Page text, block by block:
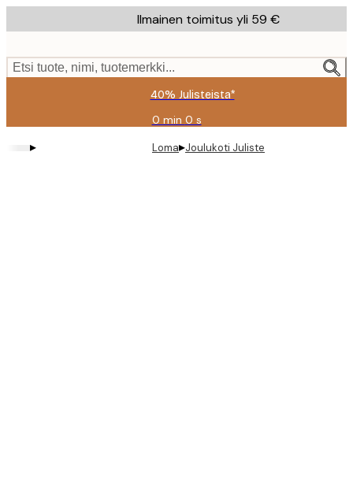
to
content.
Ilmainen toimitus yli 59 €
Etsi tuote, nimi, tuotemerkki...
40% Julisteista*
0 min 0 s
Voimassa
asti:
2026-
▸ Loma▸Joulukoti Juliste